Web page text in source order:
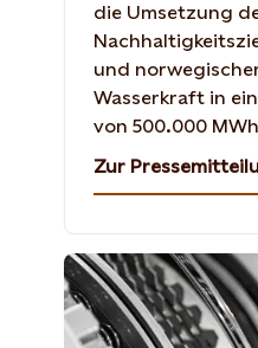
die Umsetzung
und
Wasserkraft in
von 500.000
Zur
gargantiopa